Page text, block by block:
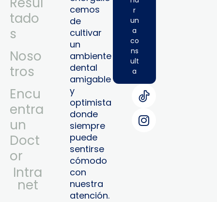
tado
s
Noso
tros
Encu
entra
un
Doct
or
Intra
Net
cemos
de
cultivar
un
ambiente
dental
amigable
y
optimista
donde
siempre
puede
sentirse
cómodo
con
nuestra
atención.
r
un
a
co
ns
ult
a